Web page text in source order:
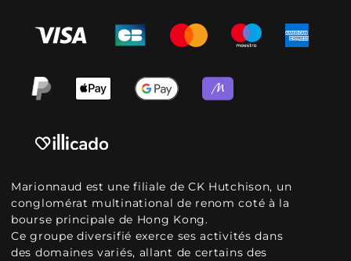
Marionnaud est une filiale de CK Hutchison, un
conglomérat multinational de renom coté à la
bourse principale de Hong Kong.
Ce groupe diversifié exerce ses activités dans
des domaines variés, allant de certains des